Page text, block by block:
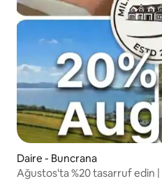
Daire - Buncrana
Ağustos'ta %20 tasarruf edin